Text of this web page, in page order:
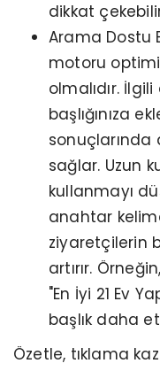
dikkat
Arama Dostu
motoru
olmalıdır.
başlığınıza
sonuçlarında
sağlar. Uzun
kullanmayı
anahtar
ziyaretçilerin
artırır.
"En İyi 21 Ev
başlık daha
Özetle, tıklama